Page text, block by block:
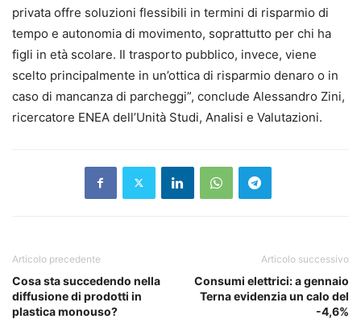
privata offre soluzioni flessibili in termini di risparmio di
tempo e autonomia di movimento, soprattutto per chi ha
figli in età scolare. Il trasporto pubblico, invece, viene
scelto principalmente in un’ottica di risparmio denaro o in
caso di mancanza di parcheggi”, conclude Alessandro Zini,
ricercatore ENEA dell’Unità Studi, Analisi e Valutazioni.
Articolo precedente
Cosa sta succedendo nella
diffusione di prodotti in
plastica monouso?
Articolo successivo
Consumi elettrici: a gennaio
Terna evidenzia un calo del
-4,6%